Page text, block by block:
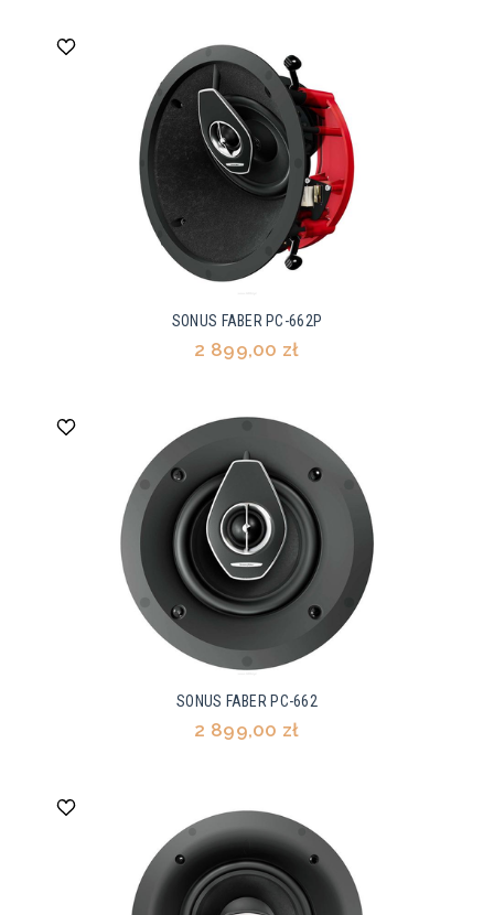
SONUS FABER PC-662P
2 899,00 zł
SONUS FABER PC-662
2 899,00 zł